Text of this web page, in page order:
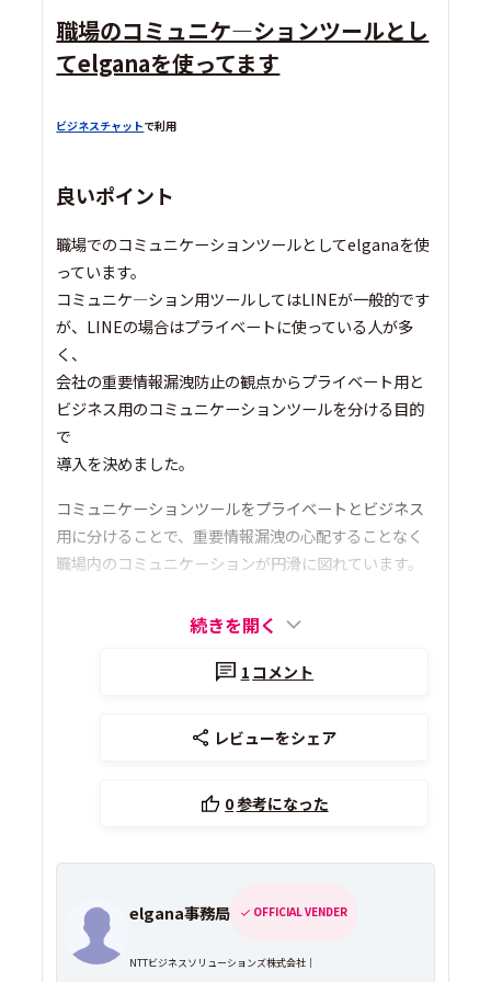
職場のコミュニケ―ションツールとし
てelganaを使ってます
ビジネスチャットで利用
良いポイント
職場でのコミュニケーションツールとしてelganaを使
っています。
コミュニケ―ション用ツールしてはLINEが一般的です
が、LINEの場合はプライベートに使っている人が多
く、
会社の重要情報漏洩防止の観点からプライベート用と
ビジネス用のコミュニケーションツールを分ける目的
で
導入を決めました。
コミュニケーションツールをプライベートとビジネス
用に分けることで、重要情報漏洩の心配することなく
職場内のコミュニケーションが円滑に図れています。
続きを開く
1 コメント
レビューをシェア
0参考になった
elgana事務局 OFFICIAL VENDER
NTTビジネスソリューションズ株式会社｜